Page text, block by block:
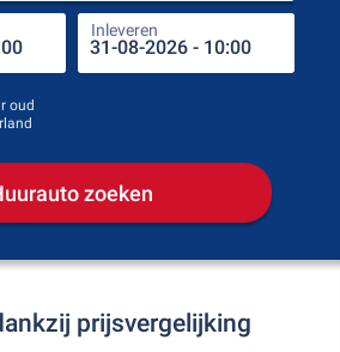
Inleveren
oud
zoeken
prijsvergelijking